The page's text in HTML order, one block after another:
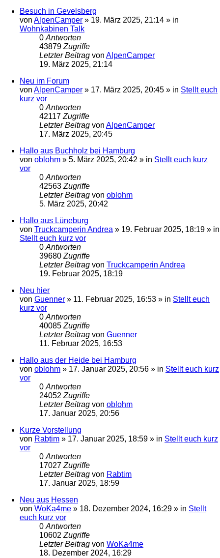
Besuch in Gevelsberg
von AlpenCamper » 19. März 2025, 21:14 » in
Wohnkabinen Talk
0 Antworten
43879 Zugriffe
Letzter Beitrag von AlpenCamper
19. März 2025, 21:14
Neu im Forum
von AlpenCamper » 17. März 2025, 20:45 » in Stellt euch
kurz vor
0 Antworten
42117 Zugriffe
Letzter Beitrag von AlpenCamper
17. März 2025, 20:45
Hallo aus Buchholz bei Hamburg
von oblohm » 5. März 2025, 20:42 » in Stellt euch kurz
vor
0 Antworten
42563 Zugriffe
Letzter Beitrag von oblohm
5. März 2025, 20:42
Hallo aus Lüneburg
von Truckcamperin Andrea » 19. Februar 2025, 18:19 » in
Stellt euch kurz vor
0 Antworten
39680 Zugriffe
Letzter Beitrag von Truckcamperin Andrea
19. Februar 2025, 18:19
Neu hier
von Guenner » 11. Februar 2025, 16:53 » in Stellt euch
kurz vor
0 Antworten
40085 Zugriffe
Letzter Beitrag von Guenner
11. Februar 2025, 16:53
Hallo aus der Heide bei Hamburg
von oblohm » 17. Januar 2025, 20:56 » in Stellt euch kurz
vor
0 Antworten
24052 Zugriffe
Letzter Beitrag von oblohm
17. Januar 2025, 20:56
Kurze Vorstellung
von Rabtim » 17. Januar 2025, 18:59 » in Stellt euch kurz
vor
0 Antworten
17027 Zugriffe
Letzter Beitrag von Rabtim
17. Januar 2025, 18:59
Neu aus Hessen
von WoKa4me » 18. Dezember 2024, 16:29 » in Stellt
euch kurz vor
0 Antworten
10602 Zugriffe
Letzter Beitrag von WoKa4me
18. Dezember 2024, 16:29